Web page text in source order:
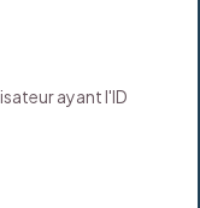
ayant l'ID